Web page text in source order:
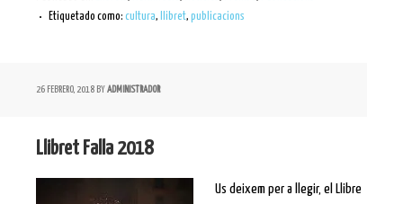
Etiquetado como: cultura, llibret, publicacions
26 FEBRERO, 2018 BY ADMINISTRADOR
Llibret Falla 2018
Us deixem per a llegir, el Llibre